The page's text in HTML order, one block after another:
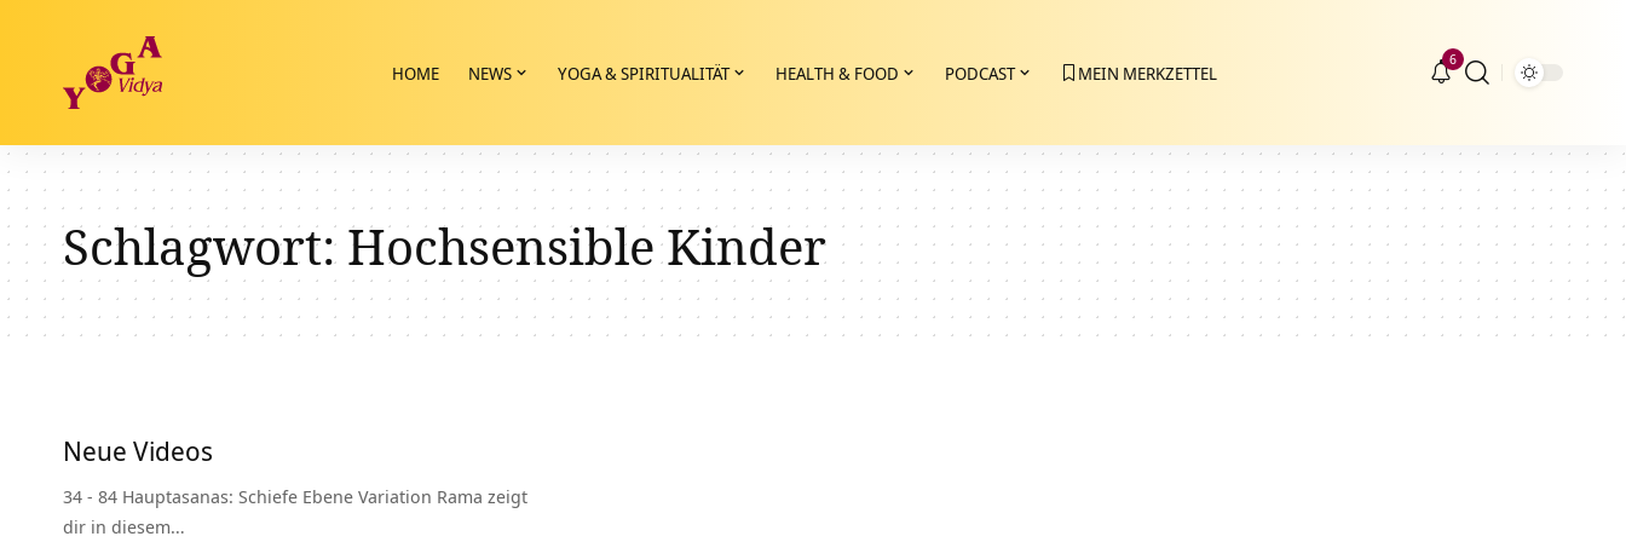
HOME NEWS YOGA & SPIRITUALITÄT HEALTH & FOOD PODCAST MEIN MERKZETTEL
6
Schlagwort:Hochsensible Kinder
Neue Videos
34 - 84 Hauptasanas: Schiefe Ebene Variation Rama zeigt
dir in diesem…